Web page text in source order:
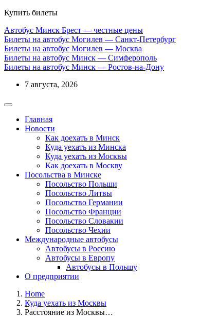
Купить билеты
Автобус Минск Брест — честные цены
Билеты на автобус Могилев — Санкт-Петербург
Билеты на автобус Могилев — Москва
Билеты на автобус Минск — Симферополь
Билеты на автобус Минск — Ростов-на-Дону
7 августа, 2026
Главная
Новости
Как доехать в Минск
Куда уехать из Минска
Куда уехать из Москвы
Как доехать в Москву
Посольства в Минске
Посольство Польши
Посольство Литвы
Посольство Германии
Посольство Франции
Посольство Словакии
Посольство Чехии
Международные автобусы
Автобусы в Россию
Автобусы в Европу
Автобусы в Польшу
О предприятии
Home
Куда уехать из Москвы
Расстояние из Москвы…